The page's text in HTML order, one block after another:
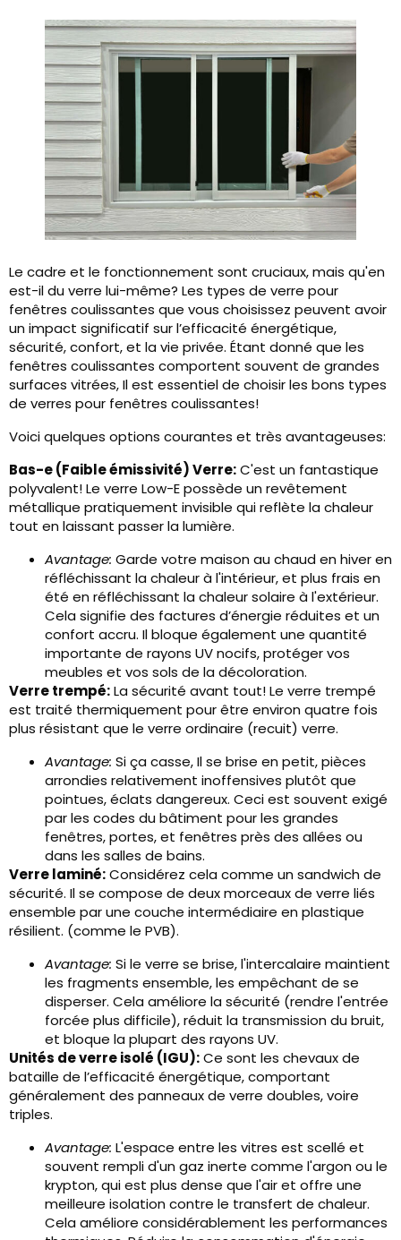
Le cadre et le fonctionnement sont cruciaux, mais qu'en
est-il du verre lui-même? Les types de verre pour
fenêtres coulissantes que vous choisissez peuvent avoir
un impact significatif sur l’efficacité énergétique,
sécurité, confort, et la vie privée. Étant donné que les
fenêtres coulissantes comportent souvent de grandes
surfaces vitrées, Il est essentiel de choisir les bons types
de verres pour fenêtres coulissantes!
Voici quelques options courantes et très avantageuses:
Bas-e (Faible émissivité) Verre:C'est un fantastique
polyvalent! Le verre Low-E possède un revêtement
métallique pratiquement invisible qui reflète la chaleur
tout en laissant passer la lumière.
Avantage: Garde votre maison au chaud en hiver en
réfléchissant la chaleur à l'intérieur, et plus frais en
été en réfléchissant la chaleur solaire à l'extérieur.
Cela signifie des factures d’énergie réduites et un
confort accru. Il bloque également une quantité
importante de rayons UV nocifs, protéger vos
meubles et vos sols de la décoloration.
Verre trempé:La sécurité avant tout! Le verre trempé
est traité thermiquement pour être environ quatre fois
plus résistant que le verre ordinaire (recuit) verre.
Avantage: Si ça casse, Il se brise en petit, pièces
arrondies relativement inoffensives plutôt que
pointues, éclats dangereux. Ceci est souvent exigé
par les codes du bâtiment pour les grandes
fenêtres, portes, et fenêtres près des allées ou
dans les salles de bains.
Verre laminé:Considérez cela comme un sandwich de
sécurité. Il se compose de deux morceaux de verre liés
ensemble par une couche intermédiaire en plastique
résilient. (comme le PVB).
Avantage: Si le verre se brise, l'intercalaire maintient
les fragments ensemble, les empêchant de se
disperser. Cela améliore la sécurité (rendre l'entrée
forcée plus difficile), réduit la transmission du bruit,
et bloque la plupart des rayons UV.
Unités de verre isolé (IGU):Ce sont les chevaux de
bataille de l’efficacité énergétique, comportant
généralement des panneaux de verre doubles, voire
triples.
Avantage: L'espace entre les vitres est scellé et
souvent rempli d'un gaz inerte comme l'argon ou le
krypton, qui est plus dense que l'air et offre une
meilleure isolation contre le transfert de chaleur.
Cela améliore considérablement les performances